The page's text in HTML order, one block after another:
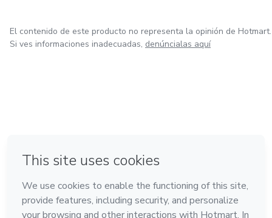
El contenido de este producto no representa la opinión de Hotmart.
Si ves informaciones inadecuadas, denúncialas aquí
Hecho con❤ en Belo Horizonte